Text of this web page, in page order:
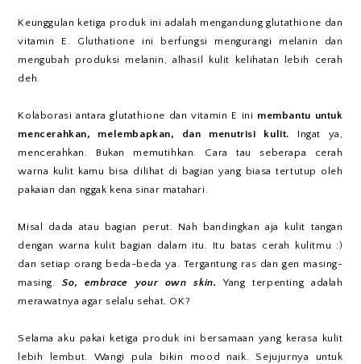
Keunggulan ketiga produk ini adalah mengandung glutathione dan
vitamin E. Gluthatione ini berfungsi mengurangi melanin dan
mengubah produksi melanin, alhasil kulit kelihatan lebih cerah
deh.
Kolaborasi antara glutathione dan vitamin E ini membantu untuk
mencerahkan, melembapkan, dan menutrisi kulit. Ingat ya,
mencerahkan. Bukan memutihkan. Cara tau seberapa cerah
warna kulit kamu bisa dilihat di bagian yang biasa tertutup oleh
pakaian dan nggak kena sinar matahari.
Misal dada atau bagian perut. Nah bandingkan aja kulit tangan
dengan warna kulit bagian dalam itu. Itu batas cerah kulitmu :)
dan setiap orang beda-beda ya. Tergantung ras dan gen masing-
masing.So, embrace your own skin.
Yang terpenting adalah
merawatnya agar selalu sehat. OK?
Selama aku pakai ketiga produk ini bersamaan yang kerasa kulit
lebih lembut. Wangi pula bikin mood naik. Sejujurnya untuk